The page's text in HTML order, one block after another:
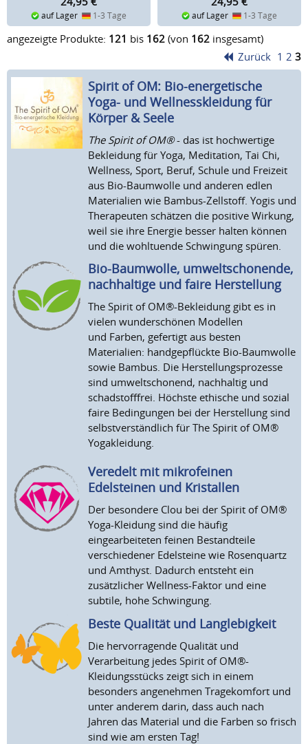
auf Lager 1-3 Tage auf Lager 1-3 Tage
angezeigte Produkte: 121 bis 162 (von 162 insgesamt)
Zurück 1 2 3
Spirit of OM: Bio-energetische
Yoga- und Wellnesskleidung für
Körper & Seele
The Spirit of OM®- das ist hochwertige
Bekleidung für Yoga, Meditation, Tai Chi,
Wellness, Sport, Beruf, Schule und Freizeit
aus Bio-Baumwolle und anderen edlen
Materialien wie Bambus-Zellstoff. Yogis und
Therapeuten schätzen die positive Wirkung,
weil sie ihre Energie besser halten können
und die wohltuende Schwingung spüren.
Bio-Baumwolle, umweltschonende,
nachhaltige und faire Herstellung
The Spirit of OM®-Bekleidung gibt es in
vielen wunderschönen Modellen
und Farben, gefertigt aus besten
Materialien: handgepflückte Bio-Baumwolle
sowie Bambus. Die Herstellungsprozesse
sind umweltschonend, nachhaltig und
schadstofffrei. Höchste ethische und sozial
faire Bedingungen bei der Herstellung sind
selbstverständlich für The Spirit of OM®
Yogakleidung.
Veredelt mit mikrofeinen
Edelsteinen und Kristallen
Der besondere Clou bei der Spirit of OM®
Yoga-Kleidung sind die häufig
eingearbeiteten feinen Bestandteile
verschiedener Edelsteine wie Rosenquartz
und Amthyst. Dadurch entsteht ein
zusätzlicher Wellness-Faktor und eine
subtile, hohe Schwingung.
Beste Qualität und Langlebigkeit
Die hervorragende Qualität und
Verarbeitung jedes Spirit of OM®-
Kleidungsstücks zeigt sich in einem
besonders angenehmen Tragekomfort und
unter anderem darin, dass auch nach
Jahren das Material und die Farben so frisch
sind wie am ersten Tag!